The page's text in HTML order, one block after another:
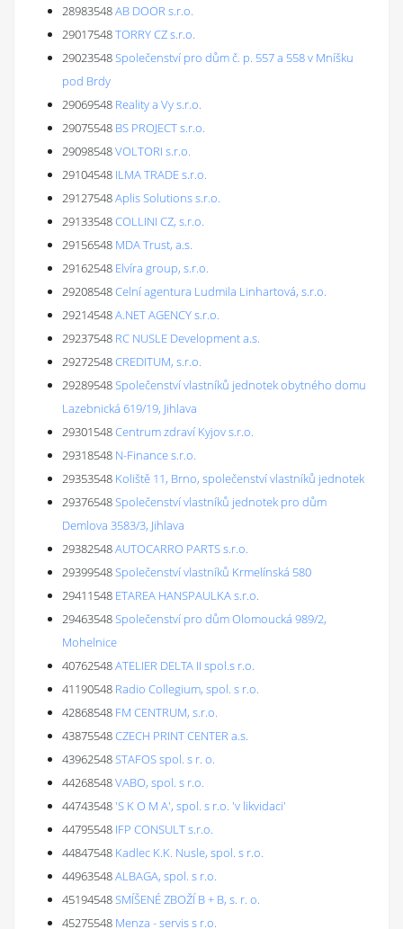
28983548AB DOOR s.r.o.
29017548TORRY CZ s.r.o.
29023548Společenství pro dům č. p. 557 a 558 v Mníšku
pod Brdy
29069548 Reality a Vy s.r.o.
29075548 BS PROJECT s.r.o.
29098548VOLTORI s.r.o.
29104548 ILMA TRADE s.r.o.
29127548Aplis Solutions s.r.o.
29133548COLLINI CZ, s.r.o.
29156548 MDA Trust, a.s.
29162548 Elvíra group, s.r.o.
29208548Celní agentura Ludmila Linhartová, s.r.o.
29214548A.NET AGENCY s.r.o.
29237548 RC NUSLE Development a.s.
29272548CREDITUM, s.r.o.
29289548Společenství vlastníků jednotek obytného domu
Lazebnická 619/19, Jihlava
29301548Centrum zdraví Kyjov s.r.o.
29318548 N-Finance s.r.o.
29353548 Koliště 11, Brno, společenství vlastníků jednotek
29376548Společenství vlastníků jednotek pro dům
Demlova 3583/3, Jihlava
29382548AUTOCARRO PARTS s.r.o.
29399548Společenství vlastníků Krmelínská 580
29411548 ETAREA HANSPAULKA s.r.o.
29463548Společenství pro dům Olomoucká 989/2,
Mohelnice
40762548ATELIER DELTA II spol.s r.o.
41190548 Radio Collegium, spol. s r.o.
42868548 FM CENTRUM, s.r.o.
43875548CZECH PRINT CENTER a.s.
43962548STAFOS spol. s r. o.
44268548VABO, spol. s r.o.
44743548'S K O M A', spol. s r.o. 'v likvidaci'
44795548 IFP CONSULT s.r.o.
44847548 Kadlec K.K. Nusle, spol. s r.o.
44963548ALBAGA, spol. s r.o.
45194548SMÍŠENÉ ZBOŽÍ B + B, s. r. o.
45275548 Menza - servis s r.o.